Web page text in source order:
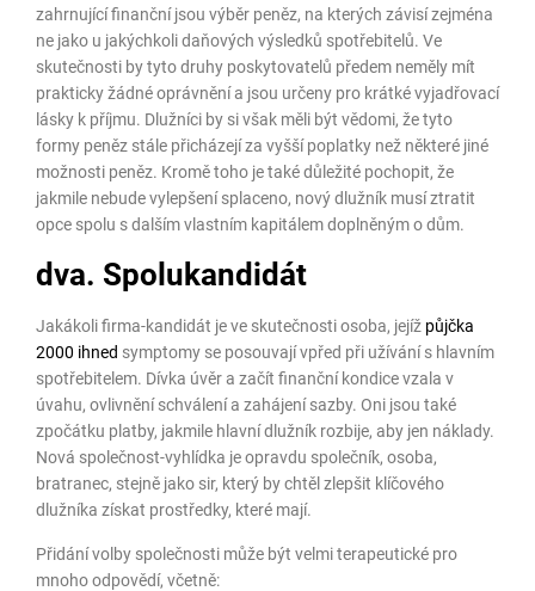
zahrnující finanční jsou výběr peněz, na kterých závisí zejména
ne jako u jakýchkoli daňových výsledků spotřebitelů. Ve
skutečnosti by tyto druhy poskytovatelů předem neměly mít
prakticky žádné oprávnění a jsou určeny pro krátké vyjadřovací
lásky k příjmu. Dlužníci by si však měli být vědomi, že tyto
formy peněz stále přicházejí za vyšší poplatky než některé jiné
možnosti peněz. Kromě toho je také důležité pochopit, že
jakmile nebude vylepšení splaceno, nový dlužník musí ztratit
opce spolu s dalším vlastním kapitálem doplněným o dům.
dva. Spolukandidát
Jakákoli firma-kandidát je ve skutečnosti osoba, jejíž půjčka
2000 ihned symptomy se posouvají vpřed při užívání s hlavním
spotřebitelem. Dívka úvěr a začít finanční kondice vzala v
úvahu, ovlivnění schválení a zahájení sazby. Oni jsou také
zpočátku platby, jakmile hlavní dlužník rozbije, aby jen náklady.
Nová společnost-vyhlídka je opravdu společník, osoba,
bratranec, stejně jako sir, který by chtěl zlepšit klíčového
dlužníka získat prostředky, které mají.
Přidání volby společnosti může být velmi terapeutické pro
mnoho odpovědí, včetně: